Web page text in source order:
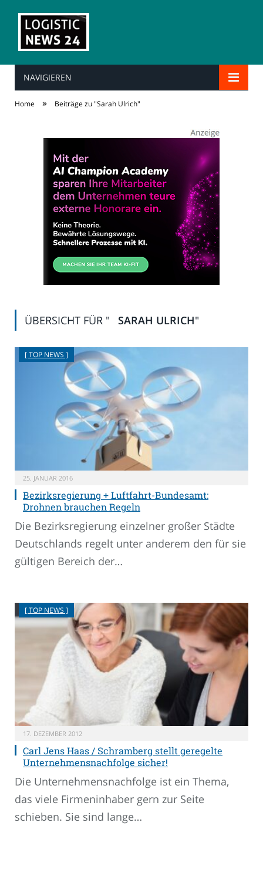
NAVIGIEREN
Home » Beiträge zu "Sarah Ulrich"
ÜBERSICHT FÜR " SARAH ULRICH"
[ TOP NEWS ]
25. JANUAR 2016
Bezirksregierung + Luftfahrt-Bundesamt:
Drohnen brauchen Regeln
Die Bezirksregierung einzelner großer Städte
Deutschlands regelt unter anderem den für sie
gültigen Bereich der…
[ TOP NEWS ]
17. DEZEMBER 2012
Carl Jens Haas / Schramberg stellt geregelte
Unternehmensnachfolge sicher!
Die Unternehmensnachfolge ist ein Thema,
das viele Firmeninhaber gern zur Seite
schieben. Sie sind lange…